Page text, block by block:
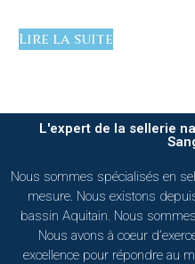
Lire la suite
L'expert de la sellerie
Nous sommes spécialisés en
mesure. Nous existons
bassin Aquitain. Nous
Nous avons à coeur
excellence pour répondre au